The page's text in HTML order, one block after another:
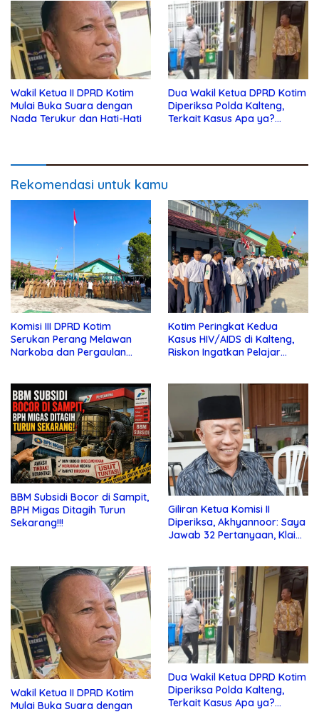
Wakil Ketua II DPRD Kotim
Mulai Buka Suara dengan
Nada Terukur dan Hati-Hati
Dua Wakil Ketua DPRD Kotim
Diperiksa Polda Kalteng,
Terkait Kasus Apa ya?…
Rekomendasi untuk kamu
Komisi III DPRD Kotim
Serukan Perang Melawan
Narkoba dan Pergaulan
Kotim Peringkat Kedua
Kasus HIV/AIDS di Kalteng,
Riskon Ingatkan Pelajar
BBM Subsidi Bocor di Sampit,
BPH Migas Ditagih Turun
Sekarang!!!
Giliran Ketua Komisi II
Diperiksa, Akhyannoor: Saya
Jawab 32 Pertanyaan, Klaim
Wakil Ketua II DPRD Kotim
Mulai Buka Suara dengan
Dua Wakil Ketua DPRD Kotim
Diperiksa Polda Kalteng,
Terkait Kasus Apa ya?…